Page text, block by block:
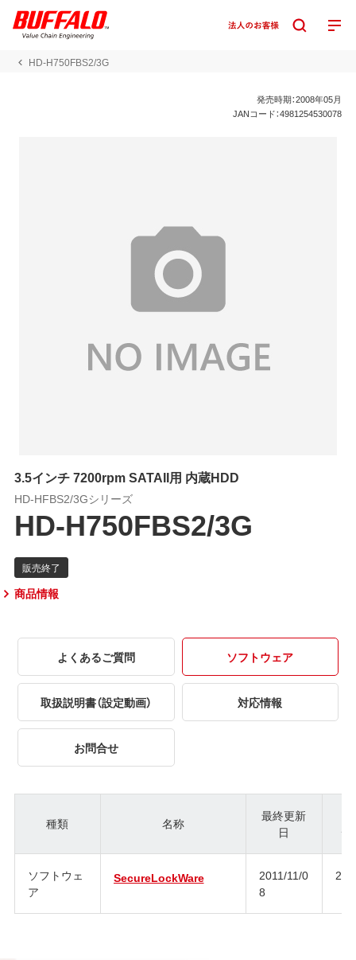
HD-H750FBS2/3G
発売時期：2008年05月
JANコード：4981254530078
3.5インチ 7200rpm SATAII用 内蔵HDD
HD-HFBS2/3Gシリーズ
HD-H750FBS2/3G
商品情報
よくあるご質問 ソフトウェア
取扱説明書（設定動画） 対応情報
お問合せ
種類 名称
最終更新
日
ジ
ソフトウェ
ア
SecureLockWare
2011/11/0
8